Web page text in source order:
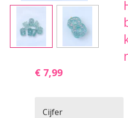
€ 7,99
Cijfer